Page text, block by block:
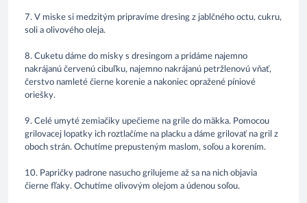
7. V miske si medzitým pripravíme dresing z jablčného octu, cukru,
soli a olivového oleja.
8. Cuketu dáme do misky s dresingom a pridáme najemno
nakrájanú červenú cibuľku, najemno nakrájanú petržlenovú vňať,
čerstvo namleté čierne korenie a nakoniec opražené píniové
oriešky.
9. Celé umyté zemiačiky upečieme na grile do mäkka. Pomocou
grilovacej lopatky ich roztlačíme na placku a dáme grilovať na gril z
oboch strán. Ochutíme prepusteným maslom, soľou a korením.
10. Papričky padrone nasucho grilujeme až sa na nich objavia
čierne fľaky. Ochutíme olivovým olejom a údenou soľou.